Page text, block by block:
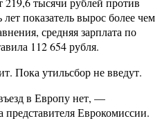
показатель вырос более чем
средняя зарплата по
112 654 рубля.
Пока утильсбор не введут.
в Европу нет, —
Еврокомиссии.